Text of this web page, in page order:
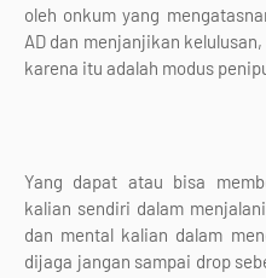
oleh onkum yang
AD dan menjanjikan
karena itu adalah modus
Yang dapat atau bisa
kalian sendiri dalam
dan mental kalian dalam
dijaga jangan sampai drop